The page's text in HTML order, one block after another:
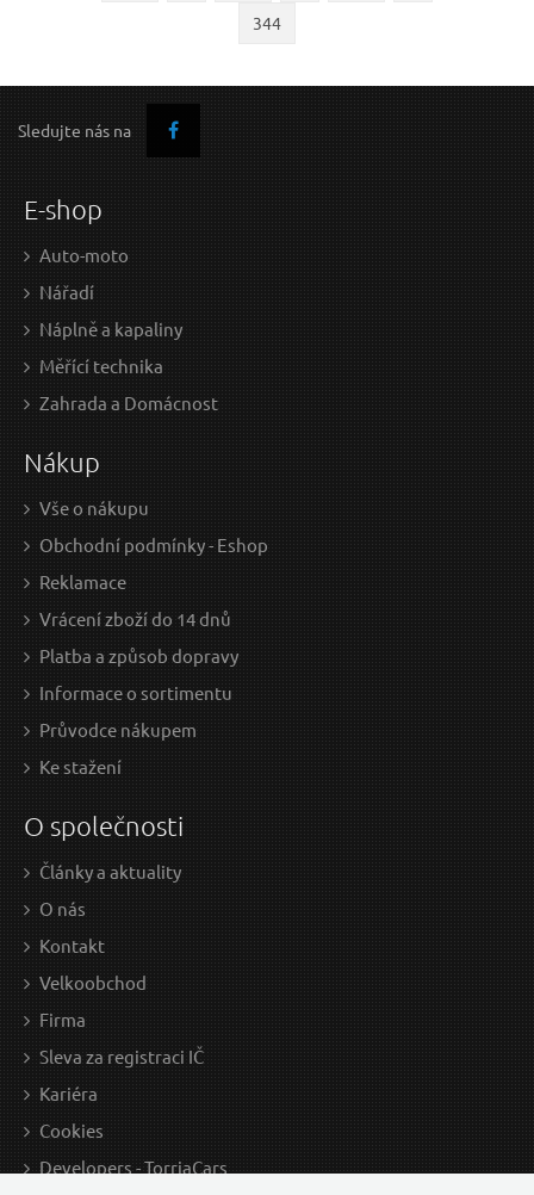
344
Sledujte nás na
E-shop
Auto-moto
Nářadí
Náplně a kapaliny
Měřící technika
Zahrada a Domácnost
Nákup
Vše o nákupu
Obchodní podmínky - Eshop
Reklamace
Vrácení zboží do 14 dnů
Platba a způsob dopravy
Informace o sortimentu
Průvodce nákupem
Ke stažení
O společnosti
Články a aktuality
O nás
Kontakt
Velkoobchod
Firma
Sleva za registraci IČ
Kariéra
Cookies
Developers - TorriaCars